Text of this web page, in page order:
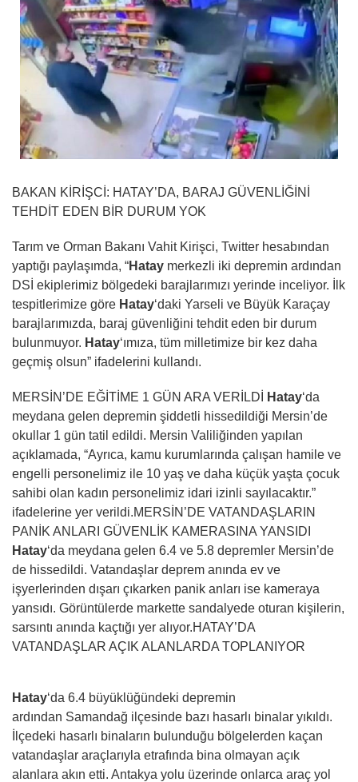
BAKAN KİRİŞCİ: HATAY’DA, BARAJ GÜVENLİĞİNİ
TEHDİT EDEN BİR DURUM YOK
Tarım ve Orman Bakanı Vahit Kirişci, Twitter hesabından
yaptığı paylaşımda, “Hatay merkezli iki depremin ardından
DSİ ekiplerimiz bölgedeki barajlarımızı yerinde inceliyor. İlk
tespitlerimize göre Hatay‘daki Yarseli ve Büyük Karaçay
barajlarımızda, baraj güvenliğini tehdit eden bir durum
bulunmuyor. Hatay‘ımıza, tüm milletimize bir kez daha
geçmiş olsun” ifadelerini kullandı.
MERSİN’DE EĞİTİME 1 GÜN ARA VERİLDİ Hatay‘da
meydana gelen depremin şiddetli hissedildiği Mersin’de
okullar 1 gün tatil edildi. Mersin Valiliğinden yapılan
açıklamada, “Ayrıca, kamu kurumlarında çalışan hamile ve
engelli personelimiz ile 10 yaş ve daha küçük yaşta çocuk
sahibi olan kadın personelimiz idari izinli sayılacaktır.”
ifadelerine yer verildi.MERSİN’DE VATANDAŞLARIN
PANİK ANLARI GÜVENLİK KAMERASINA YANSIDI
Hatay‘da meydana gelen 6.4 ve 5.8 depremler Mersin’de
de hissedildi. Vatandaşlar deprem anında ev ve
işyerlerinden dışarı çıkarken panik anları ise kameraya
yansıdı. Görüntülerde markette sandalyede oturan kişilerin,
sarsıntı anında kaçtığı yer alıyor.HATAY’DA
VATANDAŞLAR AÇIK ALANLARDA TOPLANIYOR
Hatay‘da 6.4 büyüklüğündeki depremin
ardından Samandağ ilçesinde bazı hasarlı binalar yıkıldı.
İlçedeki hasarlı binaların bulunduğu bölgelerden kaçan
vatandaşlar araçlarıyla etrafında bina olmayan açık
alanlara akın etti. Antakya yolu üzerinde onlarca araç yol